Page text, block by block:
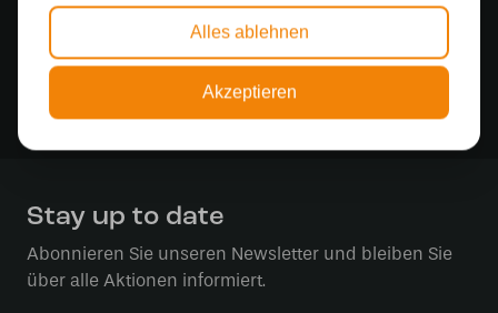
Die Bestellung umfasst die Lichtquelle
Sichere Online-Zahlung
Sichere Zahlung im Anschluss mit Klarna
Stay up to date
Abonnieren Sie unseren Newsletter und bleiben Sie
über alle Aktionen informiert.
Alles ablehnen
Akzeptieren